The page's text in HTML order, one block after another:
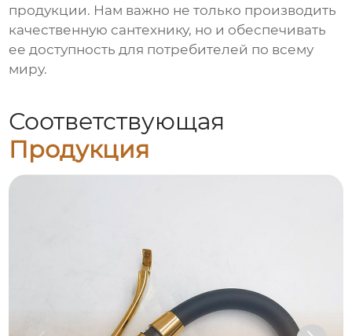
продукции. Нам важно не только производить
качественную сантехнику, но и обеспечивать
ее доступность для потребителей по всему
миру.
Соответствующая
Продукция